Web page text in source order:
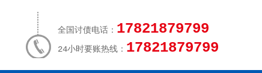
全国讨债电话： 17821879799
24小时要账热线： 17821879799